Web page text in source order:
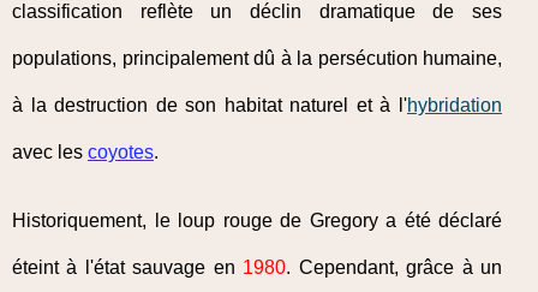
classification reflète un déclin dramatique de ses
populations, principalement dû à la persécution humaine,
à la destruction de son habitat naturel et à l'hybridation
avec les coyotes.
Historiquement, le loup rouge de Gregory a été déclaré
éteint à l'état sauvage en 1980. Cependant, grâce à un